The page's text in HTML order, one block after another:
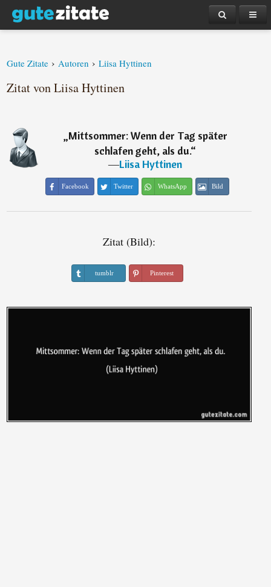
Gute Zitate › Autoren › Liisa Hyttinen
Zitat von Liisa Hyttinen
„Mittsommer: Wenn der Tag später
schlafen geht, als du.“
―Liisa Hyttinen
Facebook Twitter WhatsApp Bild
Zitat (Bild):
tumblr Pinterest